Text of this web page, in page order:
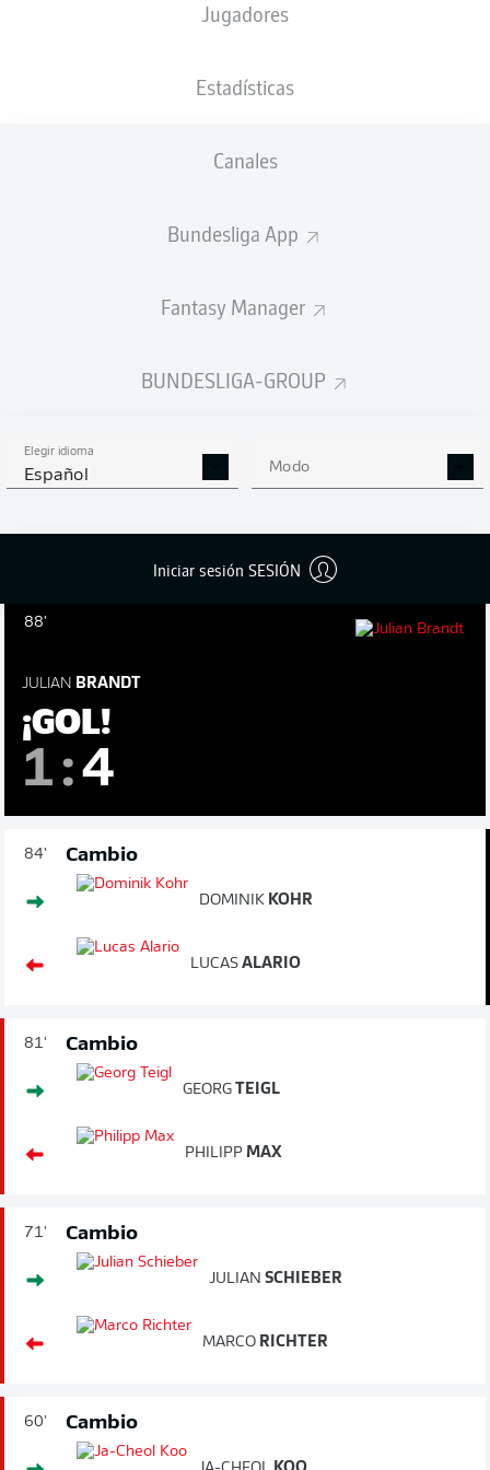
Jugadores
Estadísticas
Canales
Bundesliga App
Fantasy Manager
BUNDESLIGA-GROUP
Elegir idioma
Español Modo
Iniciar sesión SESIÓN
WWK ARENA(26.404 Espectadores)
Anuncio
LARSBENDER
88'
JULIAN BRANDT
¡GOL!
1:4
84' Cambio
DOMINIK KOHR
LUCAS ALARIO
81' Cambio
GEORG TEIGL
PHILIPP MAX
71' Cambio
JULIAN SCHIEBER
MARCO RICHTER
60' Cambio